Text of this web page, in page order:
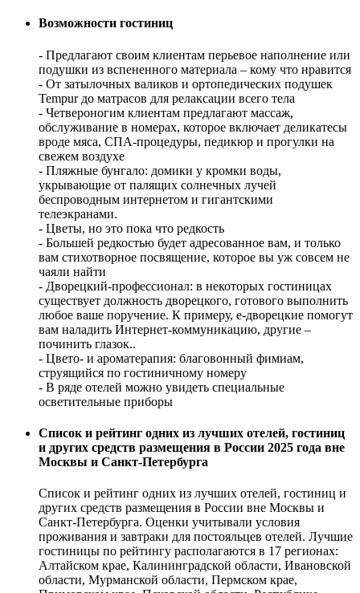
Возможности гостиниц
- Предлагают своим клиентам перьевое наполнение или
подушки из вспененного материала – кому что нравится
- От затылочных валиков и ортопедических подушек
Tempur до матрасов для релаксации всего тела
- Четвероногим клиентам предлагают массаж,
обслуживание в номерах, которое включает деликатесы
вроде мяса, СПА-процедуры, педикюр и прогулки на
свежем воздухе
- Пляжные бунгало: домики у кромки воды,
укрывающие от палящих солнечных лучей
беспроводным интернетом и гигантскими
телеэкранами.
- Цветы, но это пока что редкость
- Большей редкостью будет адресованное вам, и только
вам стихотворное посвящение, которое вы уж совсем не
чаяли найти
- Дворецкий-профессионал: в некоторых гостиницах
существует должность дворецкого, готового выполнить
любое ваше поручение. К примеру, е-дворецкие помогут
вам наладить Интернет-коммуникацию, другие –
починить глазок..
- Цвето- и ароматерапия: благовонный фимиам,
струящийся по гостиничному номеру
- В ряде отелей можно увидеть специальные
осветительные приборы
Cписок и рейтинг одних из лучших отелей, гостиниц
и других средств размещения в России 2025 года вне
Москвы и Санкт-Петербурга
Cписок и рейтинг одних из лучших отелей, гостиниц и
других средств размещения в России вне Москвы и
Санкт-Петербурга. Оценки учитывали условия
проживания и завтраки для постояльцев отелей. Лучшие
гостиницы по рейтингу располагаются в 17 регионах:
Алтайском крае, Калининградской области, Ивановской
области, Мурманской области, Пермском крае,